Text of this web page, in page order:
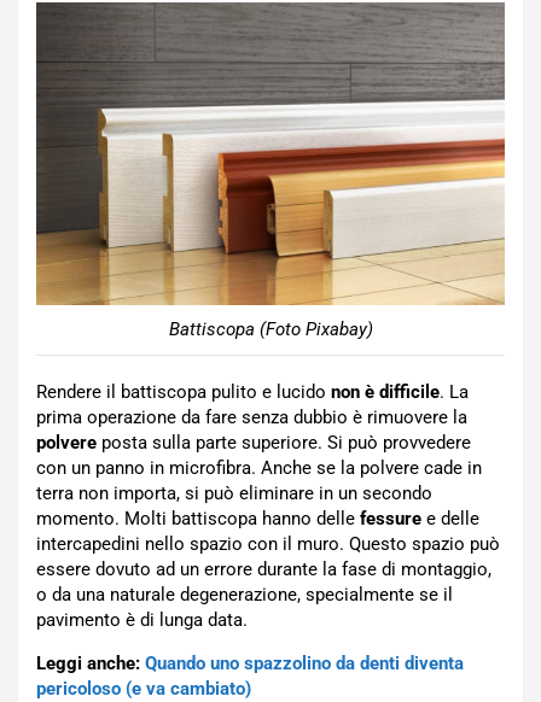
Battiscopa (Foto Pixabay)
Rendere il battiscopa pulito e lucido non è difficile. La
prima operazione da fare senza dubbio è rimuovere la
polvere posta sulla parte superiore. Si può provvedere
con un panno in microfibra. Anche se la polvere cade in
terra non importa, si può eliminare in un secondo
momento. Molti battiscopa hanno delle fessure e delle
intercapedini nello spazio con il muro. Questo spazio può
essere dovuto ad un errore durante la fase di montaggio,
o da una naturale degenerazione, specialmente se il
pavimento è di lunga data.
Leggi anche: Quando uno spazzolino da denti diventa
pericoloso (e va cambiato)